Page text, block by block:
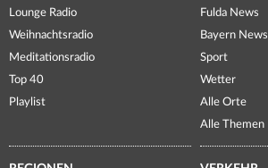
Lounge Radio
Weihnachtsradio
Meditationsradio
Top 40
Playlist
Fulda News
Bayern News
Sport
Wetter
Alle Orte
Alle Themen